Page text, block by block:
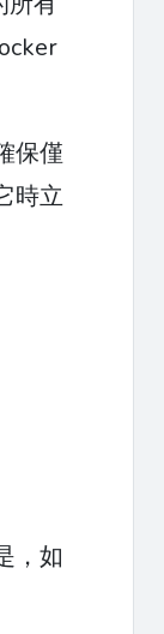
保僅
時立
，如